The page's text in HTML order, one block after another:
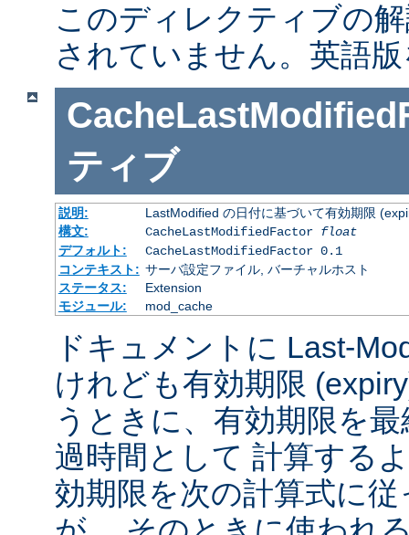
このディレクティブの
されていません。英語
ティブ
説明:
LastModified の日付に基づいて有効期限
構文:
CacheLastModifiedFactor float
デフォルト:
CacheLastModifiedFactor 0.1
コンテキスト: サーバ設定ファイル, バーチャルホスト
ステータス:
Extension
モジュール:
mod_cache
ドキュメントに Last-
けれども有効期限
うときに、有効期限を
過時間として 計算する
効期限を次の計算式に